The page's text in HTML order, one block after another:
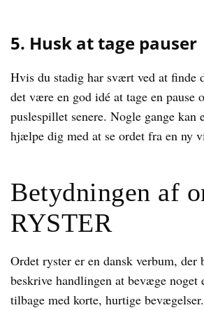
5. Husk at tage pauser
Hvis du stadig har svært ved at finde
det være en god idé at tage en pause
puslespillet senere. Nogle gange kan
hjælpe dig med at se ordet fra en ny
Betydningen af
RYSTER
Ordet ryster er en dansk verbum, der
beskrive handlingen at bevæge noget
tilbage med korte, hurtige